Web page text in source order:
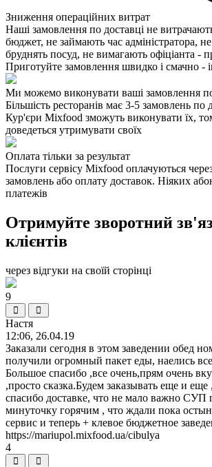
Зниження операційних витрат
Наші замовлення по доставці не
бюджет, не займають час адміністратора, не
бруднять посуд, не вимагають офіціанта -
Приготуйте замовлення швидко і смачно -
Ми можемо виконувати ваші замовлення
Більшість ресторанів має 3-5 замовлень по
Кур'єри Mixfood зможуть виконувати їх,
доведеться утримувати своїх
Оплата тільки за результат
Послуги сервісу Mixfood оплачуються
замовлень або оплату доставок. Ніяких
платежів
Отримуйте зворотний
клієнтів
через відгуки на своїй сторінці
9
Настя
12:06, 26.04.19
Заказали сегодня в этом заведении обед
получили огромный пакет еды, наелись
Большое спасибо ,все очень,прям очень
,просто сказка.Будем заказывать еще и еще
спасибо доставке, что не мало важно СУП
минуточку горячим , что ждали пока
сервис и теперь + клевое бюджетное
https://mariupol.mixfood.ua/cibulya
4